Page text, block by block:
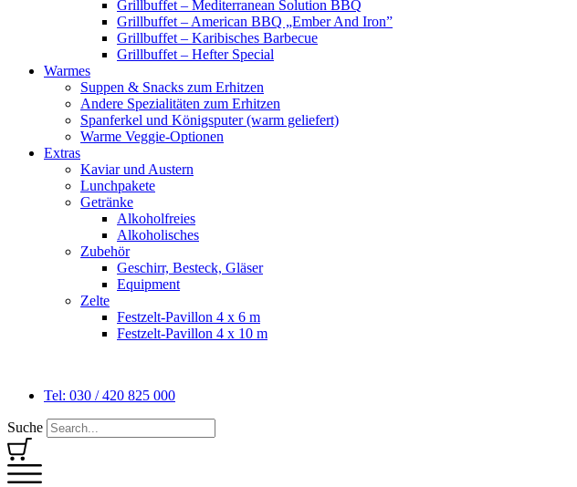
Grillbuffet – Mediterranean Solution BBQ
Grillbuffet – American BBQ „Ember And Iron”
Grillbuffet – Karibisches Barbecue
Grillbuffet – Hefter Special
Warmes
Suppen & Snacks zum Erhitzen
Andere Spezialitäten zum Erhitzen
Spanferkel und Königsputer (warm geliefert)
Warme Veggie-Optionen
Extras
Kaviar und Austern
Lunchpakete
Getränke
Alkoholfreies
Alkoholisches
Zubehör
Geschirr, Besteck, Gläser
Equipment
Zelte
Festzelt-Pavillon 4 x 6 m
Festzelt-Pavillon 4 x 10 m
Tel: 030 / 420 825 000
Suche